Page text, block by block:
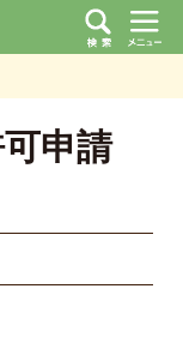
申請